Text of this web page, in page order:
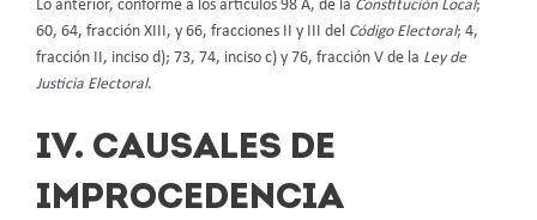
Lo anterior, conforme a los artículos 98 A, de la Constitución Local;
60, 64, fracción XIII, y 66, fracciones II y III del Código Electoral; 4,
fracción II, inciso d); 73, 74, inciso c) y 76, fracción V de la Ley de
Justicia Electoral.
IV. CAUSALES DE
IMPROCEDENCIA